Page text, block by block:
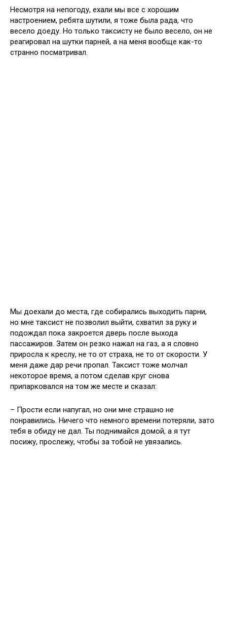
Несмотря на непогоду, ехали мы все с хорошим
настроением, ребята шутили, я тоже была рада, что
весело доеду. Но только таксисту не было весело, он не
реагировал на шутки парней, а на меня вообще как-то
странно посматривал.
Мы доехали до места, где собирались выходить парни,
но мне таксист не позволил выйти, схватил за руку и
подождал пока закроется дверь после выхода
пассажиров. Затем он резко нажал на газ, а я словно
приросла к креслу, не то от страха, не то от скорости. У
меня даже дар речи пропал. Таксист тоже молчал
некоторое время, а потом сделав круг снова
припарковался на том же месте и сказал:
– Прости если напугал, но они мне страшно не
понравились. Ничего что немного времени потеряли, зато
тебя в обиду не дал. Ты поднимайся домой, а я тут
посижу, прослежу, чтобы за тобой не увязались.